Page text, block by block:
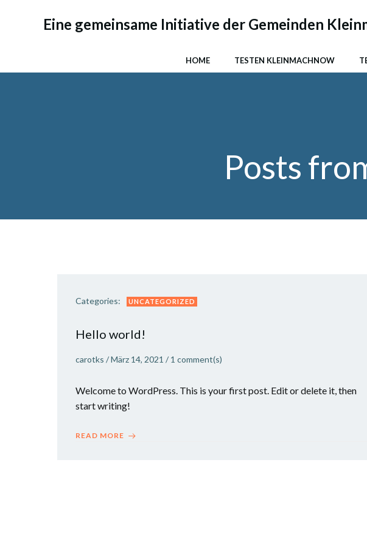
Eine gemeinsame Initiative der Gemeinden
HOME TESTEN KLEINMACHNOW
Posts
Categories: UNCATEGORIZED
Hello world!
carotks /März 14, 2021 / 1 comment(s)
Welcome to WordPress. This is your first post. Edit or delete it, then
start writing!
READ MORE